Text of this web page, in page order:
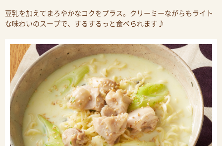
豆乳を加えてまろやかなコクをプラス。クリーミーながらもライト
な味わいのスープで、するするっと食べられます♪